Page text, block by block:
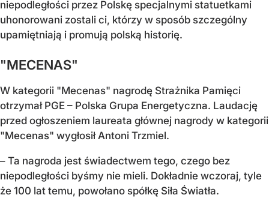
niepodległości przez Polskę specjalnymi statuetkami
uhonorowani zostali ci, którzy w sposób szczególny
upamiętniają i promują polską historię.
"MECENAS"
W kategorii "Mecenas" nagrodę Strażnika Pamięci
otrzymał PGE – Polska Grupa Energetyczna. Laudację
przed ogłoszeniem laureata głównej nagrody w kategorii
"Mecenas" wygłosił Antoni Trzmiel.
– Ta nagroda jest świadectwem tego, czego bez
niepodległości byśmy nie mieli. Dokładnie wczoraj, tyle
że 100 lat temu, powołano spółkę Siła Światła.